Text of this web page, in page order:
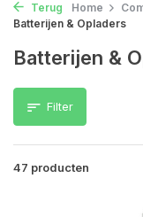
Terug Home
Batterijen & Opladers
Batterijen &
Filter
47 producten